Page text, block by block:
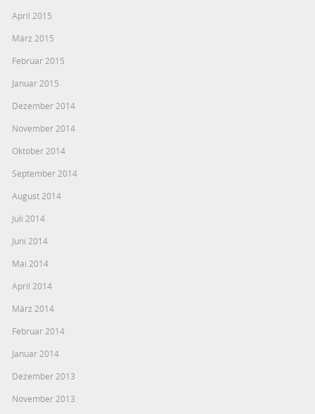
April 2015
März 2015
Februar 2015
Januar 2015
Dezember 2014
November 2014
Oktober 2014
September 2014
August 2014
Juli 2014
Juni 2014
Mai 2014
April 2014
März 2014
Februar 2014
Januar 2014
Dezember 2013
November 2013